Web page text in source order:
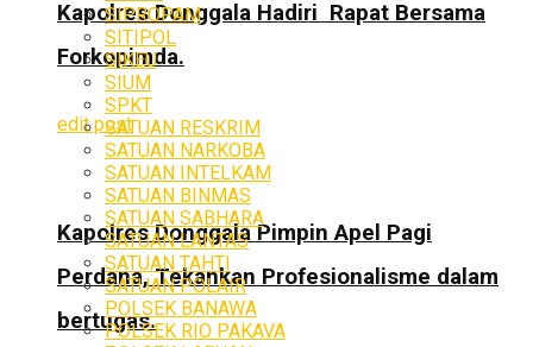
Kapolres Donggala Hadiri Rapat Bersama
Forkopimda.
edit post
Kapolres Donggala Pimpin Apel Pagi
Perdana, Tekankan Profesionalisme dalam
bertugas.
SIPROPAM
SITIPOL
SIKEU
SIUM
SPKT
SATUAN RESKRIM
SATUAN NARKOBA
SATUAN INTELKAM
SATUAN BINMAS
SATUAN SABHARA
SATUAN LANTAS
SATUAN TAHTI
SATUAN POLAIR
POLSEK BANAWA
POLSEK RIO PAKAVA